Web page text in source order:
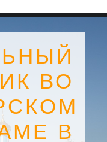
ВО
В